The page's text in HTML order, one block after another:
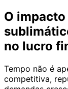
O
no lucro
Tempo não é
competitiva,